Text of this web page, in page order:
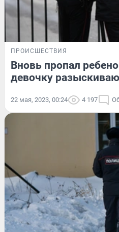
ПРОИСШЕСТВИЯ
Вновь пропал
девочку
22 мая, 2023, 00:24 4 197